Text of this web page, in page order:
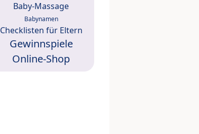
Baby-Massage
Babynamen
Checklisten für Eltern
Gewinnspiele
Online-Shop